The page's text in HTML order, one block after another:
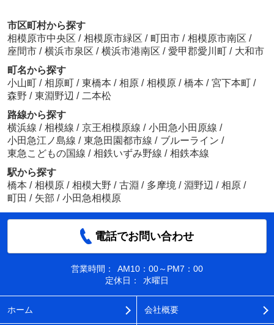
市区町村から探す
相模原市中央区 / 相模原市緑区 / 町田市 / 相模原市南区 /
座間市 / 横浜市泉区 / 横浜市港南区 / 愛甲郡愛川町 / 大和市
町名から探す
小山町 / 相原町 / 東橋本 / 相原 / 相模原 / 橋本 / 宮下本町 /
森野 / 東淵野辺 / 二本松
路線から探す
横浜線 / 相模線 / 京王相模原線 / 小田急小田原線 /
小田急江ノ島線 / 東急田園都市線 / ブルーライン /
東急こどもの国線 / 相鉄いずみ野線 / 相鉄本線
駅から探す
橋本 / 相模原 / 相模大野 / 古淵 / 多摩境 / 淵野辺 / 相原 /
町田 / 矢部 / 小田急相模原
電話でお問い合わせ
営業時間：
AM10：00～PM7：00
定休日：
水曜日
ホーム 会社概要